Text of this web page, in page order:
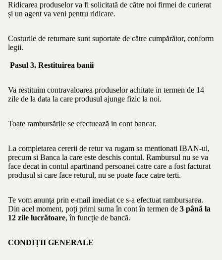
Ridicarea produselor va fi solicitată de către noi firmei de curierat
și un agent va veni pentru ridicare.
Costurile de returnare sunt suportate de către cumpărător, conform
legii.
Pasul 3. Restituirea banii
Va restituim contravaloarea produselor achitate in termen de 14
zile de la data la care produsul ajunge fizic la noi.
Toate rambursările se efectuează in cont bancar.
La completarea cererii de retur va rugam sa mentionati IBAN-ul,
precum si Banca la care este deschis contul. Rambursul nu se va
face decat in contul apartinand persoanei catre care a fost facturat
produsul si care face returul, nu se poate face catre terti.
Te vom anunța prin e-mail imediat ce s-a efectuat rambursarea.
Din acel moment, poți primi suma în cont în termen de 3 până la
12 zile lucrătoare, în funcție de bancă.
CONDIȚII GENERALE